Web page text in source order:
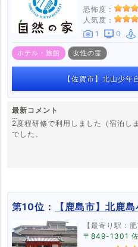
恐怖度：
人気度：
1
0
ホテル・旅館 女性の霊
【佐賀市】北山少年
最新コメント
2度程研修で利用しました（宿泊し
でした。
学校行事で研修の一環として宿泊
周辺には北部九州で人気の「北山キ
そういった話も聞かないので、創
個人の感想です）
第10位： 【鹿島市】北鹿
【最寄り駅：
〒849-1301 佐